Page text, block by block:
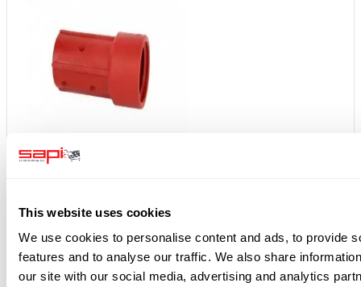
This website uses cookies
We use cookies to personalise content and ads, to provide
features and to analyse our traffic. We also share
our site with our social media, advertising and analytics
+